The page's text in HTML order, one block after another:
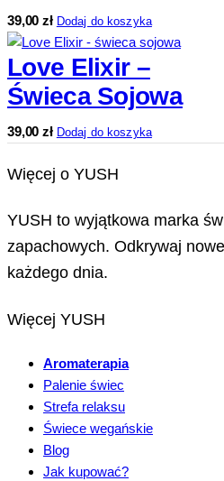
39,00zł Dodaj do koszyka
Love Elixir –
Świeca Sojowa
39,00zł Dodaj do koszyka
Więcej o YUSH
YUSH to wyjątkowa marka
zapachowych. Odkrywaj
każdego dnia.
Więcej YUSH
Aromaterapia
Palenie świec
Strefa relaksu
Świece wegańskie
Blog
Jak kupować?